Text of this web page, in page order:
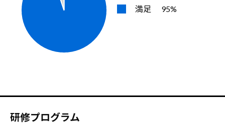
満足 95%
研修プログラム